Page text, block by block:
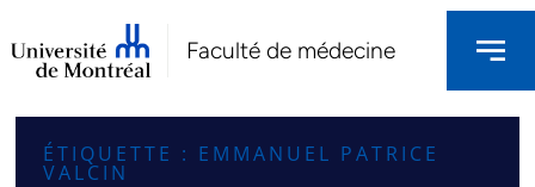
Faculté de médecine
ÉTIQUETTE : EMMANUEL PATRICE
VALCIN